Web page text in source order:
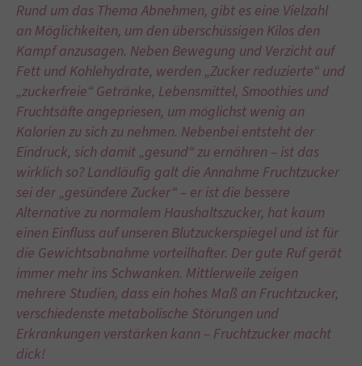
Rund um das Thema Abnehmen, gibt es eine Vielzahl
an Möglichkeiten, um den überschüssigen Kilos den
Kampf anzusagen. Neben Bewegung und Verzicht auf
Fett und Kohlehydrate, werden „Zucker reduzierte“ und
„zuckerfreie“ Getränke, Lebensmittel, Smoothies und
Fruchtsäfte angepriesen, um möglichst wenig an
Kalorien zu sich zu nehmen. Nebenbei entsteht der
Eindruck, sich damit „gesund“ zu ernähren – ist das
wirklich so? Landläufig galt die Annahme Fruchtzucker
sei der „gesündere Zucker“ – er ist die bessere
Alternative zu normalem Haushaltszucker, hat kaum
einen Einfluss auf unseren Blutzuckerspiegel und ist für
die Gewichtsabnahme vorteilhafter. Der gute Ruf gerät
immer mehr ins Schwanken. Mittlerweile zeigen
mehrere Studien, dass ein hohes Maß an Fruchtzucker,
verschiedenste metabolische Störungen und
Erkrankungen verstärken kann – Fruchtzucker macht
dick!